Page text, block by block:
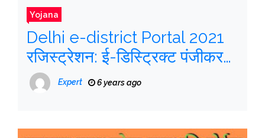
Yojana
Delhi e-district Portal 2021
रजिस्ट्रेशन: ई-डिस्ट्रिक्ट पंजीकरण,
लॉगिन कैसे करें, edistrict
Expert 6 years ago